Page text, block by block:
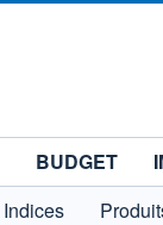
BUDGET
Indices